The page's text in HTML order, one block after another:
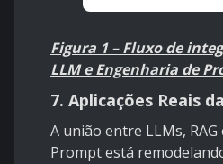
Figura 1 – Fluxo de
LLM e Engenharia de
7. Aplicações Reais
A união entre LLMs,
Prompt está